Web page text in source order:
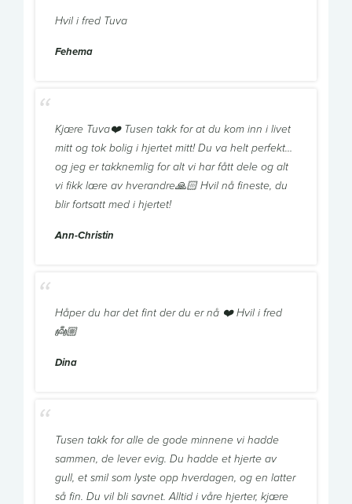
Hvil i fred Tuva
Fehema
Kjære Tuva❤️ Tusen takk for at du kom inn i livet
mitt og tok bolig i hjertet mitt! Du va helt perfekt…
og jeg er takknemlig for alt vi har fått dele og alt
vi fikk lære av hverandre🙏🏻 Hvil nå fineste, du
blir fortsatt med i hjertet!
Ann-Christin
Håper du har det fint der du er nå ❤️ Hvil i fred
👼🏼
Dina
Tusen takk for alle de gode minnene vi hadde
sammen, de lever evig. Du hadde et hjerte av
gull, et smil som lyste opp hverdagen, og en latter
så fin. Du vil bli savnet. Alltid i våre hjerter, kjære